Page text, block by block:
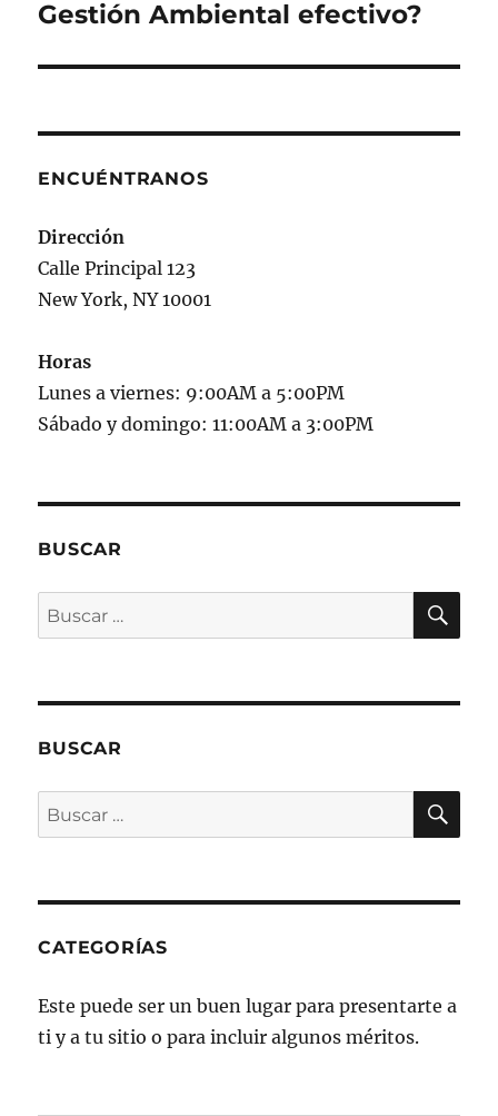
Gestión Ambiental efectivo?
ENCUÉNTRANOS
Dirección
Calle Principal 123
New York, NY 10001
Horas
Lunes a viernes: 9:00AM a 5:00PM
Sábado y domingo: 11:00AM a 3:00PM
BUSCAR
Buscar
por:
BUSCAR
Buscar
por:
CATEGORÍAS
Este puede ser un buen lugar para presentarte a
ti y a tu sitio o para incluir algunos méritos.